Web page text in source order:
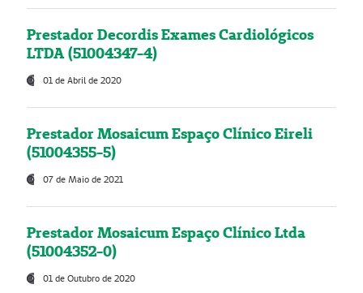
Prestador Decordis Exames Cardiológicos
LTDA (51004347-4)
01 de Abril de 2020
Prestador Mosaicum Espaço Clínico Eireli
(51004355-5)
07 de Maio de 2021
Prestador Mosaicum Espaço Clínico Ltda
(51004352-0)
01 de Outubro de 2020